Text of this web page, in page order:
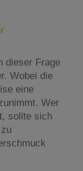
dieser Frage
Wobei die
eine
Wer
sollte sich